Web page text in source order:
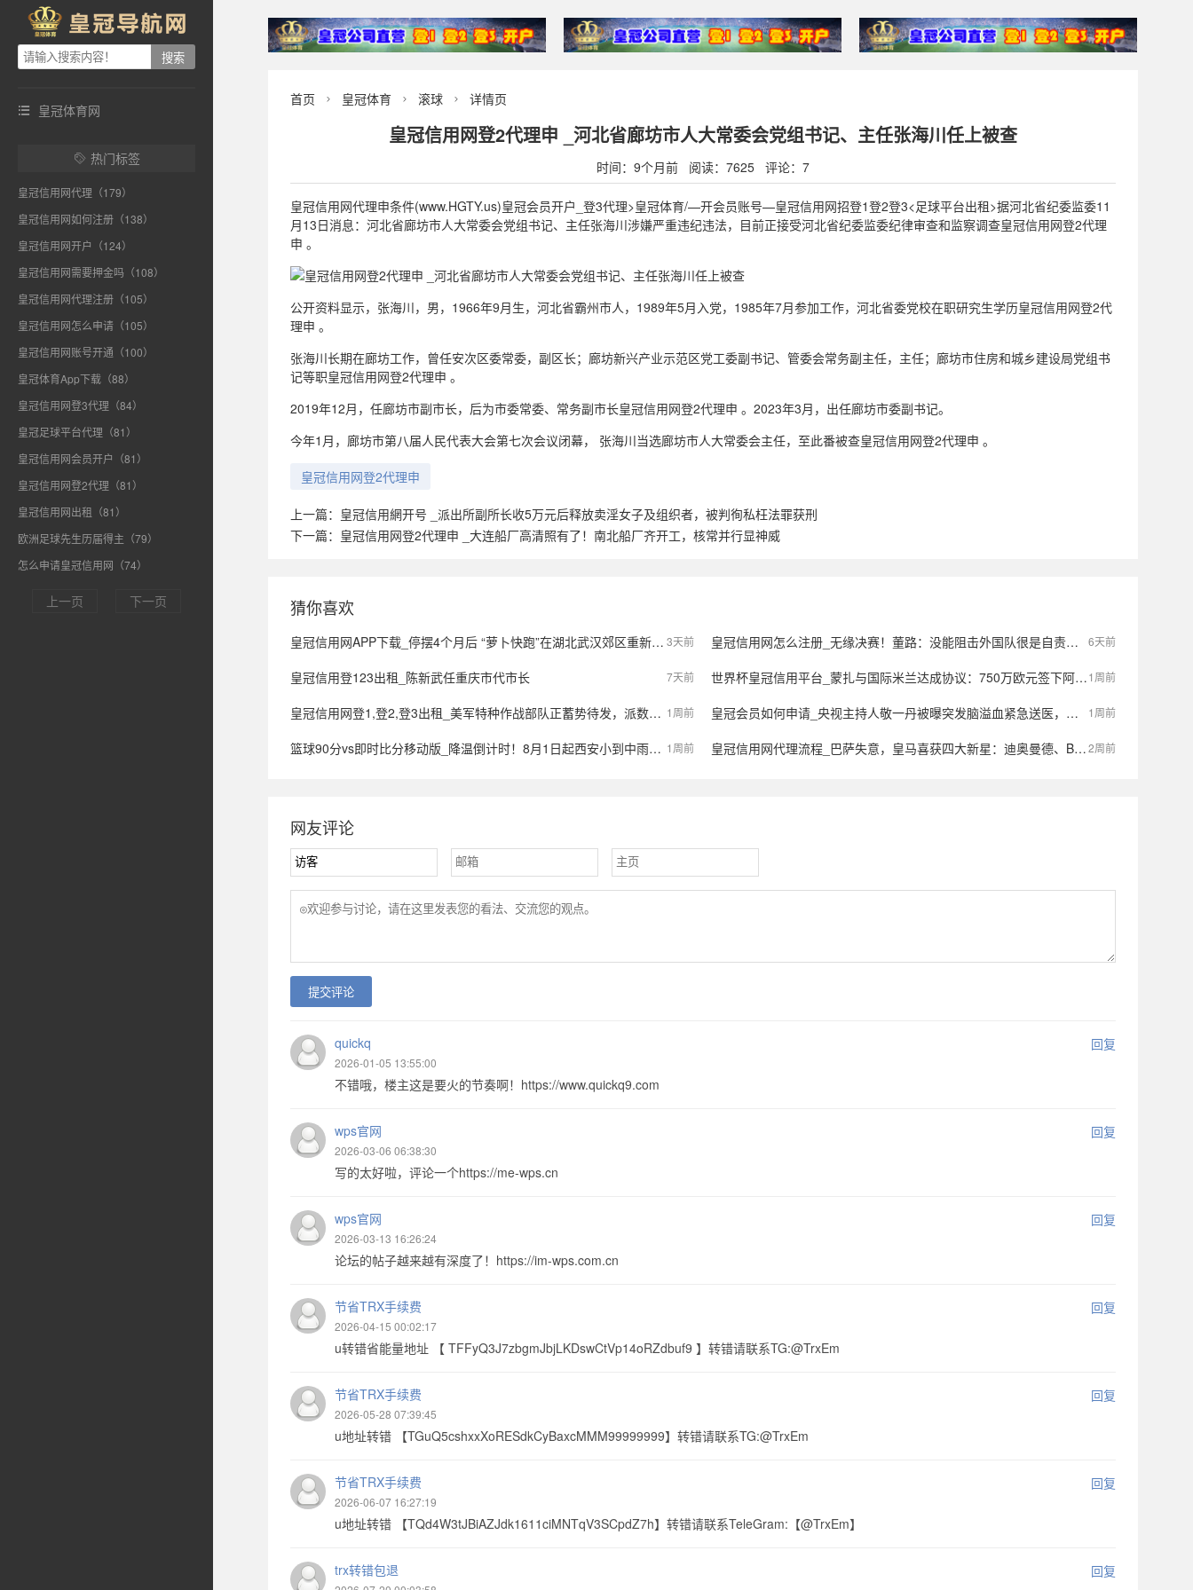
 皇冠体育网
 热门标签
皇冠信用网代理（179）
皇冠信用网如何注册（138）
皇冠信用网开户（124）
皇冠信用网需要押金吗（108）
皇冠信用网代理注册（105）
皇冠信用网怎么申请（105）
皇冠信用网账号开通（100）
皇冠体育App下载（88）
皇冠信用网登3代理（84）
皇冠足球平台代理（81）
皇冠信用网会员开户（81）
皇冠信用网登2代理（81）
皇冠信用网出租（81）
欧洲足球先生历届得主（79）
怎么申请皇冠信用网（74）
上一页 下一页
首页  皇冠体育  滚球  详情页
皇冠信用网登2代理申 _河北省廊坊市人大常委会党组书记、主任张海川任上被查
时间：9个月前 阅读：7625 评论：7
皇冠信用网代理申条件(www.HGTY.us)皇冠会员开户_登3代理>皇冠体育/—开会员账号—皇冠信用网招登1登2登3<足球平台出租>据河北省纪委监委11
月13日消息：河北省廊坊市人大常委会党组书记、主任张海川涉嫌严重违纪违法，目前正接受河北省纪委监委纪律审查和监察调查皇冠信用网登2代理
申 。
公开资料显示，张海川，男，1966年9月生，河北省霸州市人，1989年5月入党，1985年7月参加工作，河北省委党校在职研究生学历皇冠信用网登2代
理申 。
张海川长期在廊坊工作，曾任安次区委常委，副区长；廊坊新兴产业示范区党工委副书记、管委会常务副主任，主任；廊坊市住房和城乡建设局党组书
记等职皇冠信用网登2代理申 。
2019年12月，任廊坊市副市长，后为市委常委、常务副市长皇冠信用网登2代理申 。2023年3月，出任廊坊市委副书记。
今年1月，廊坊市第八届人民代表大会第七次会议闭幕， 张海川当选廊坊市人大常委会主任，至此番被查皇冠信用网登2代理申 。
皇冠信用网登2代理申
上一篇： 皇冠信用網开号 _派出所副所长收5万元后释放卖淫女子及组织者，被判徇私枉法罪获刑
下一篇： 皇冠信用网登2代理申 _大连船厂高清照有了！南北船厂齐开工，核常并行显神威
猜你喜欢
3天前
皇冠信用网APP下载_停摆4个月后 “萝卜快跑”在湖北武汉郊区重新接单，多名本地用户发帖称重新叫到车 6天前
皇冠信用网怎么注册_无缘决赛！董路：没能阻击外国队很是自责，孩子们尽力了责任在我
7天前
皇冠信用登123出租_陈新武任重庆市代市长 1周前
世界杯皇冠信用平台_蒙扎与国际米兰达成协议：750万欧元签下阿金桑米罗，10%二转分成成亮点
1周前
皇冠信用网登1,登2,登3出租_美军特种作战部队正蓄势待发，派数千美军入境伊朗，强行夺取9吨铀浓缩？ 1周前
皇冠会员如何申请_央视主持人敬一丹被曝突发脑溢血紧急送医，最新公众号置顶评论回应：不信谣，不传谣
1周前
篮球90分vs即时比分移动版_降温倒计时！8月1日起西安小到中雨，陕西局地大到暴雨，气象预报→ 2周前
皇冠信用网代理流程_巴萨失意，皇马喜获四大新星：迪奥曼德、B席、库库雷利亚与邓弗里斯的转会内幕
网友评论
提交评论
quickq 回复
2026-01-05 13:55:00
不错哦，楼主这是要火的节奏啊！https://www.quickq9.com
wps官网 回复
2026-03-06 06:38:30
写的太好啦，评论一个https://me-wps.cn
wps官网 回复
2026-03-13 16:26:24
论坛的帖子越来越有深度了！https://im-wps.com.cn
节省TRX手续费 回复
2026-04-15 00:02:17
u转错省能量地址 【 TFFyQ3J7zbgmJbjLKDswCtVp14oRZdbuf9 】转错请联系TG:@TrxEm
节省TRX手续费 回复
2026-05-28 07:39:45
u地址转错 【TGuQ5cshxxXoRESdkCyBaxcMMM99999999】转错请联系TG:@TrxEm
节省TRX手续费 回复
2026-06-07 16:27:19
u地址转错 【TQd4W3tJBiAZJdk1611ciMNTqV3SCpdZ7h】转错请联系TeleGram:【@TrxEm】
trx转错包退 回复